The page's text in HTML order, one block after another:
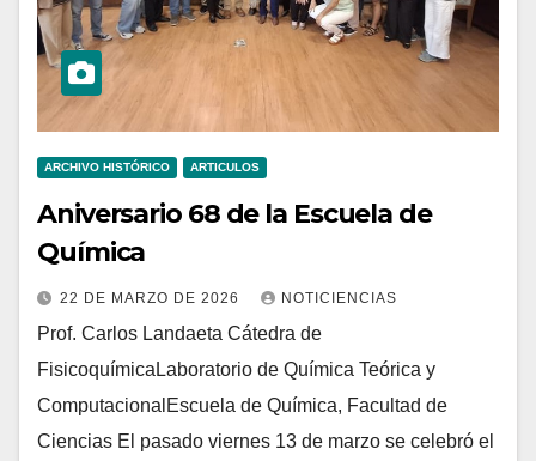
ARCHIVO HISTÓRICO ARTICULOS
Aniversario 68 de la Escuela de
Química
22 DE MARZO DE 2026 NOTICIENCIAS
Prof. Carlos Landaeta Cátedra de
FisicoquímicaLaboratorio de Química Teórica y
ComputacionalEscuela de Química, Facultad de
Ciencias El pasado viernes 13 de marzo se celebró el